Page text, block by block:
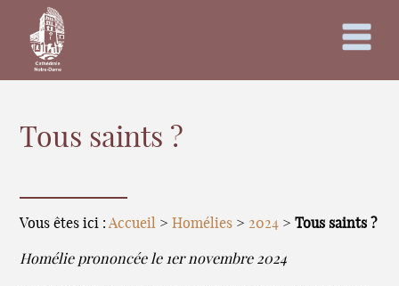
Tous saints ?
Vous êtes ici :Accueil > Homélies > 2024 >Tous saints ?
Homélie prononcée le 1er novembre 2024